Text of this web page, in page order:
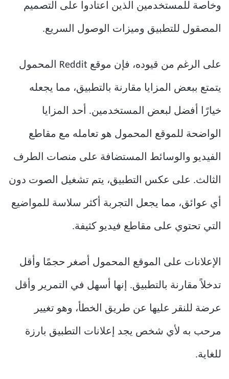
وخاصة للمستخدمين الذين اعتادوا على التصميم
المصقول للتطبيق وميزات الوصول السريع.
على الرغم من قيوده، فإن موقع Reddit المحمول
يتمتع ببعض المزايا مقارنة بالتطبيق، مما يجعله
خيارًا أفضل لبعض المستخدمين. أحد المزايا
الواضحة للموقع المحمول هو تعامله مع مقاطع
الفيديو والوسائط المستضافة على منصات الطرف
الثالث. على عكس التطبيق، يتم تشغيل الصوت دون
أي عوائق، مما يجعل التجربة أكثر سلاسة للمواضيع
التي تحتوي على مقاطع فيديو كثيفة.
الإعلانات على الموقع المحمول أصغر حجمًا وأقل
تدخلاً مقارنة بالتطبيق. إنها أسهل في التمرير وأقل
عرضة للنقر عليها عن طريق الخطأ، وهو تغيير
مرحب به لأي شخص يجد إعلانات التطبيق بارزة
للغاية.